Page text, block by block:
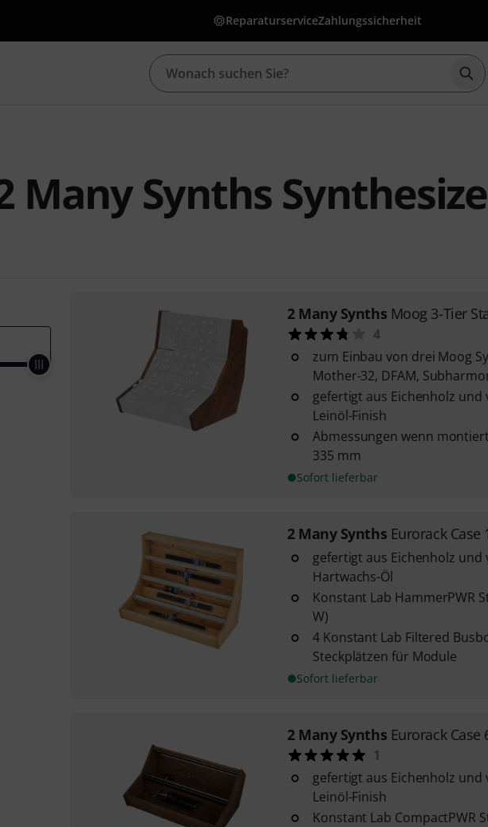
ReparaturserviceZahlungssicherheit
Many Synths
2 Many Synths Moog 3-Tier
4
zum Einbau von drei Moog
Mother-32, DFAM,
gefertigt aus Eichenholz
Leinöl-Finish
Abmessungen wenn montiert
335 mm
Sofort lieferbar
2 Many Synths Eurorack Case
gefertigt aus Eichenholz und
Hartwachs-Öl
Konstant Lab HammerPWR
W)
4 Konstant Lab Filtered
Steckplätzen für Module
Sofort lieferbar
2 Many Synths Eurorack Case
1
gefertigt aus Eichenholz
Leinöl-Finish
Konstant Lab CompactPWR